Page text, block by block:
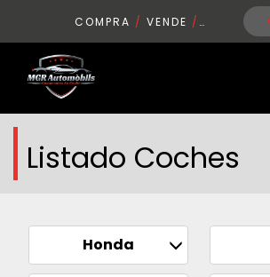
COMPRA / VENDE / CONDUCE
Listado Coches
Honda